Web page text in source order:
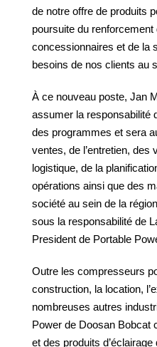
de notre offre de produits
poursuite du
concessionnaires et de la
besoins de nos clients au
À ce nouveau poste, Jan
assumer la responsabilité
des programmes et sera
ventes, de l’entretien, des
logistique, de la
opérations ainsi que des
société au sein de la
sous la responsabilité de
President de Portable
Outre les compresseurs
construction, la location,
nombreuses autres
Power de Doosan Bobcat
et des produits